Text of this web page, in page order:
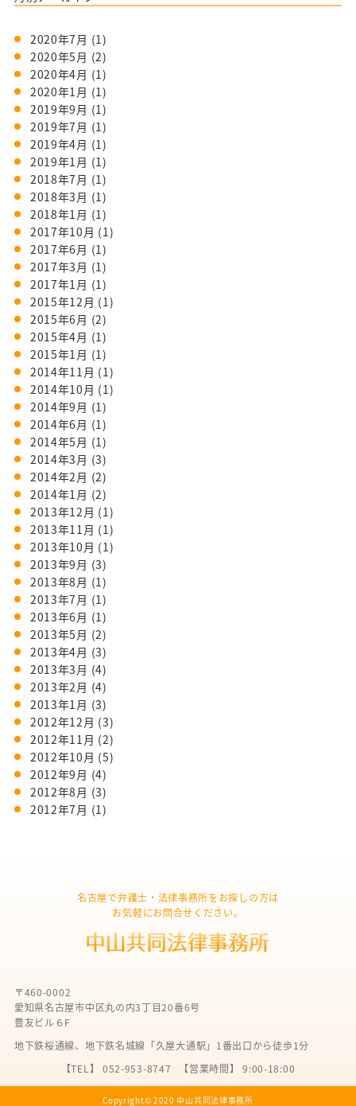
2020年7月 (1)
2020年5月 (2)
2020年4月 (1)
2020年1月 (1)
2019年9月 (1)
2019年7月 (1)
2019年4月 (1)
2019年1月 (1)
2018年7月 (1)
2018年3月 (1)
2018年1月 (1)
2017年10月 (1)
2017年6月 (1)
2017年3月 (1)
2017年1月 (1)
2015年12月 (1)
2015年6月 (2)
2015年4月 (1)
2015年1月 (1)
2014年11月 (1)
2014年10月 (1)
2014年9月 (1)
2014年6月 (1)
2014年5月 (1)
2014年3月 (3)
2014年2月 (2)
2014年1月 (2)
2013年12月 (1)
2013年11月 (1)
2013年10月 (1)
2013年9月 (3)
2013年8月 (1)
2013年7月 (1)
2013年6月 (1)
2013年5月 (2)
2013年4月 (3)
2013年3月 (4)
2013年2月 (4)
2013年1月 (3)
2012年12月 (3)
2012年11月 (2)
2012年10月 (5)
2012年9月 (4)
2012年8月 (3)
2012年7月 (1)
名古屋で弁護士・法律事務所をお探しの方は
お気軽にお問合せください。
〒460-0002
愛知県名古屋市中区丸の内3丁目20番6号
豊友ビル６F
地下鉄桜通線、地下鉄名城線「久屋大通駅」1番出口から徒歩1分
【TEL】 052-953-8747
【営業時間】 9:00-18:00
Copyright©︎ 2020 中山共同法律事務所